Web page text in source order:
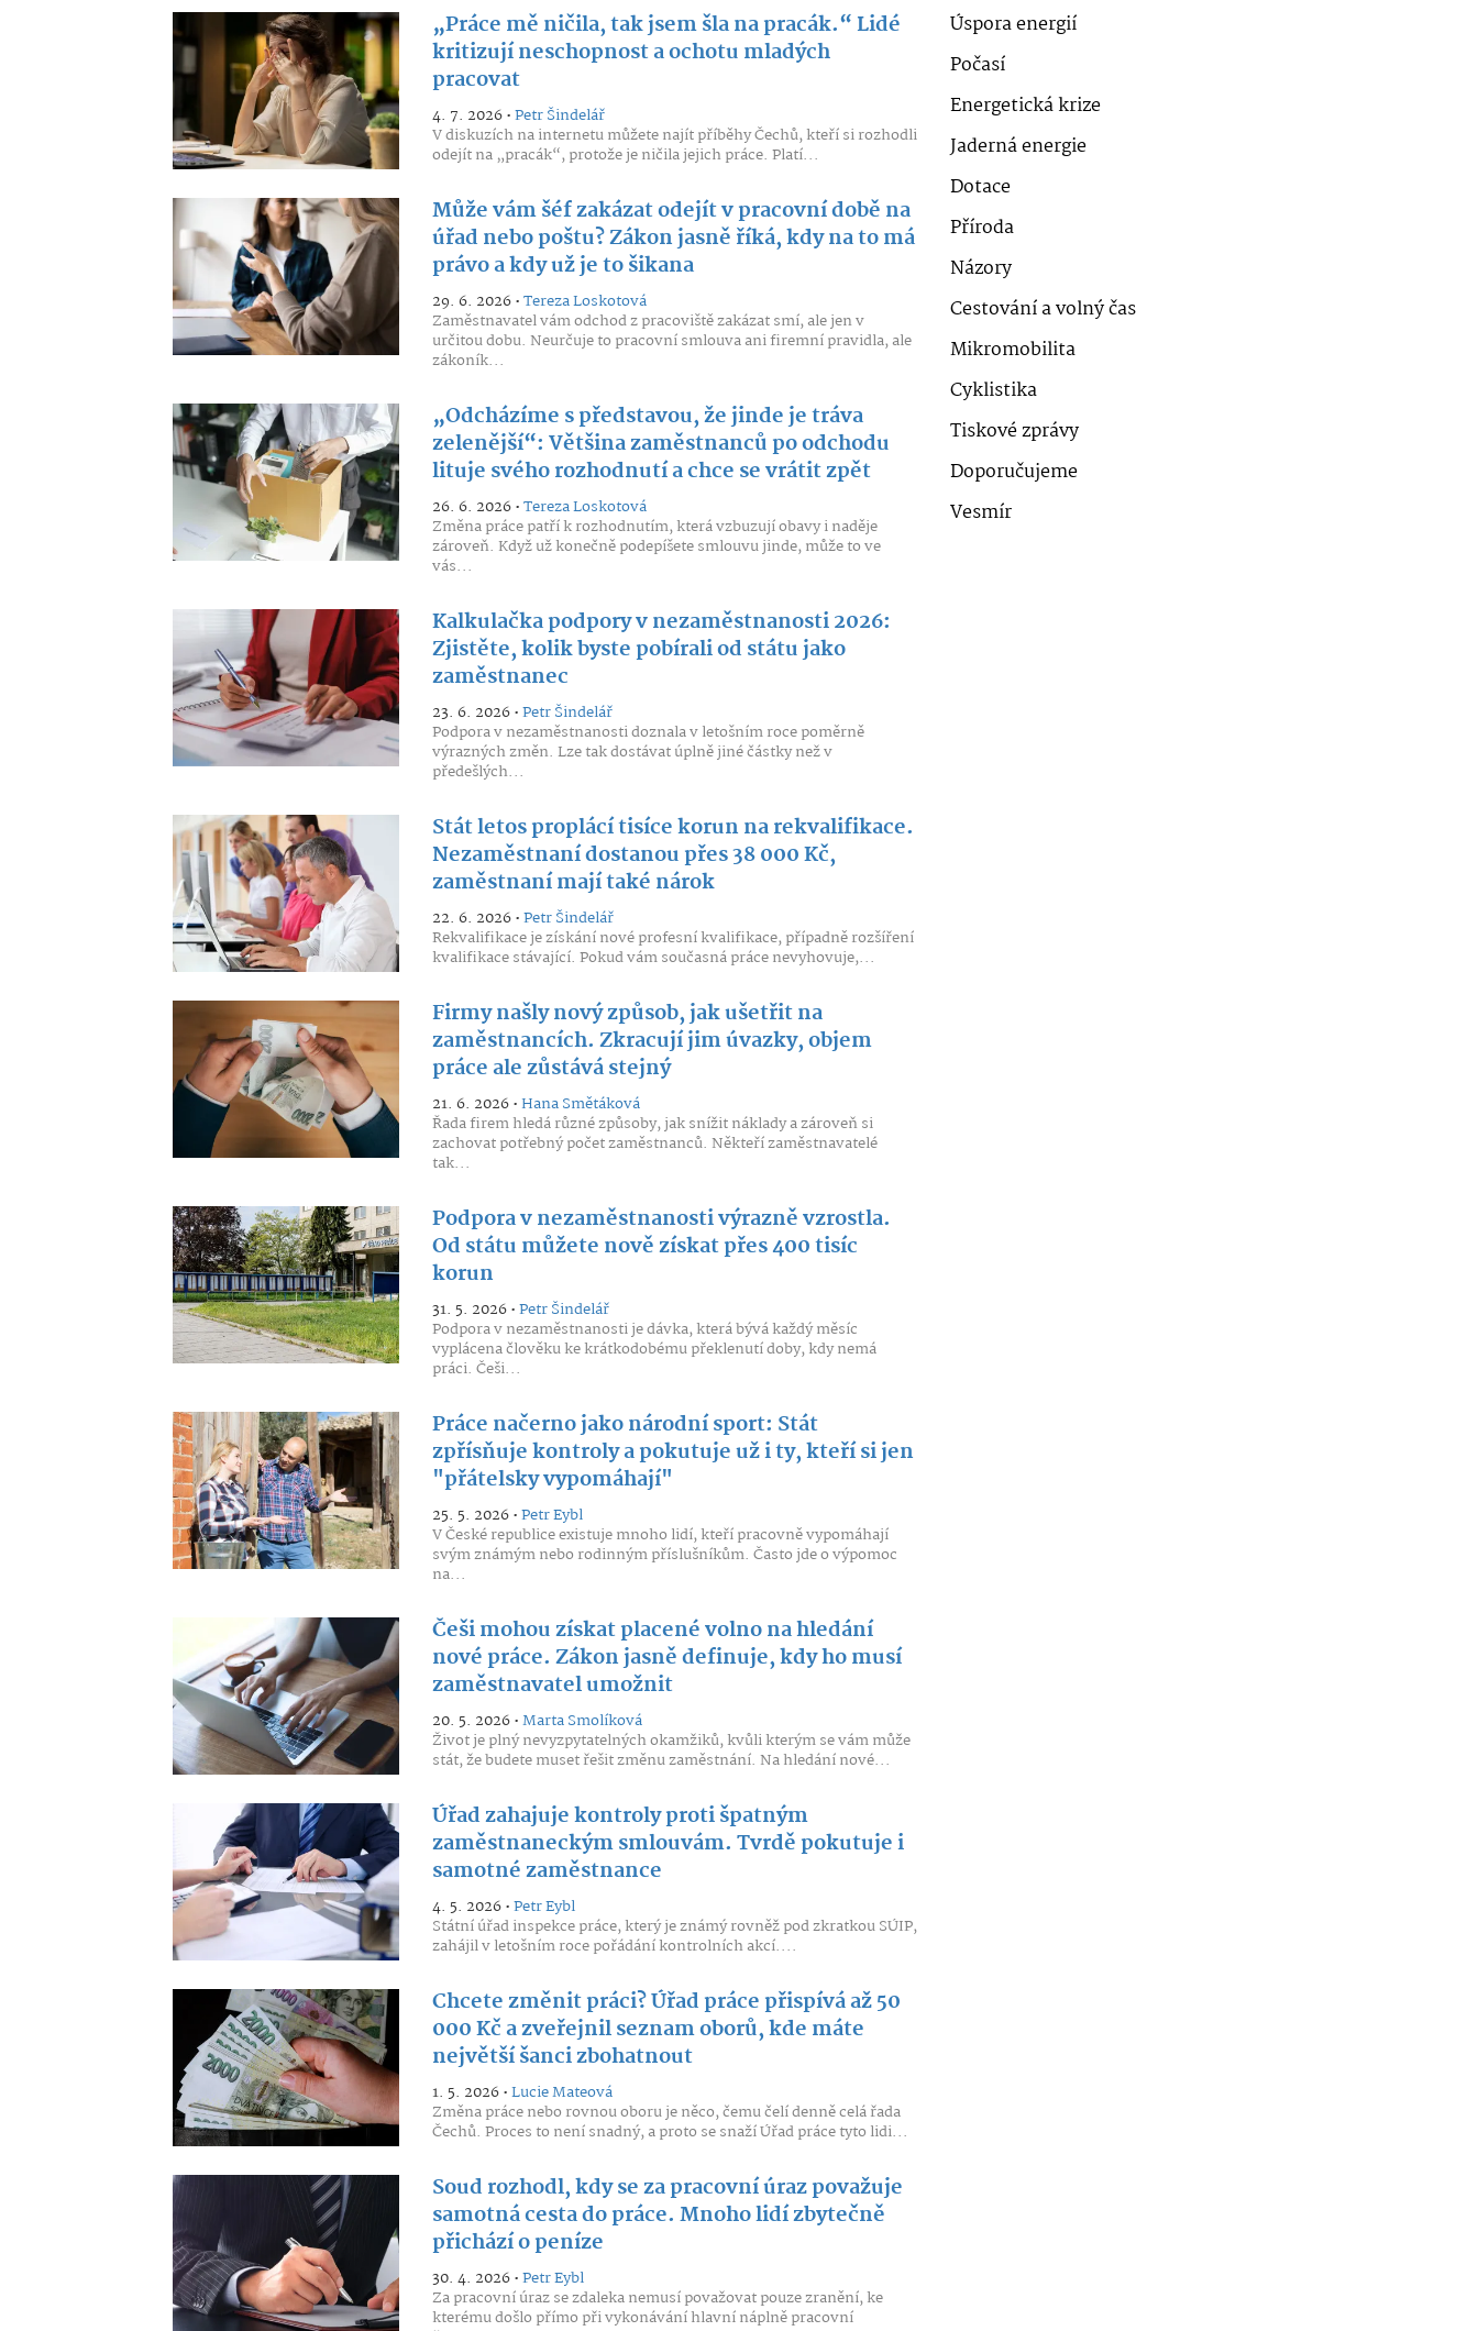
„Práce mě ničila, tak jsem šla na pracák.“ Lidé
kritizují neschopnost a ochotu mladých
pracovat
4. 7. 2026 •Petr Šindelář
V diskuzích na internetu můžete najít příběhy Čechů, kteří si rozhodli
odejít na „pracák“, protože je ničila jejich práce. Platí...
Může vám šéf zakázat odejít v pracovní době na
úřad nebo poštu? Zákon jasně říká, kdy na to má
právo a kdy už je to šikana
29. 6. 2026 •Tereza Loskotová
Zaměstnavatel vám odchod z pracoviště zakázat smí, ale jen v
určitou dobu. Neurčuje to pracovní smlouva ani firemní pravidla, ale
zákoník...
„Odcházíme s představou, že jinde je tráva
zelenější“: Většina zaměstnanců po odchodu
lituje svého rozhodnutí a chce se vrátit zpět
26. 6. 2026 •Tereza Loskotová
Změna práce patří k rozhodnutím, která vzbuzují obavy i naděje
zároveň. Když už konečně podepíšete smlouvu jinde, může to ve
vás...
Kalkulačka podpory v nezaměstnanosti 2026:
Zjistěte, kolik byste pobírali od státu jako
zaměstnanec
23. 6. 2026 •Petr Šindelář
Podpora v nezaměstnanosti doznala v letošním roce poměrně
výrazných změn. Lze tak dostávat úplně jiné částky než v
předešlých...
Stát letos proplácí tisíce korun na rekvalifikace.
Nezaměstnaní dostanou přes 38 000 Kč,
zaměstnaní mají také nárok
22. 6. 2026 •Petr Šindelář
Rekvalifikace je získání nové profesní kvalifikace, případně rozšíření
kvalifikace stávající. Pokud vám současná práce nevyhovuje,...
Firmy našly nový způsob, jak ušetřit na
zaměstnancích. Zkracují jim úvazky, objem
práce ale zůstává stejný
21. 6. 2026 •Hana Smětáková
Řada firem hledá různé způsoby, jak snížit náklady a zároveň si
zachovat potřebný počet zaměstnanců. Někteří zaměstnavatelé
tak...
Podpora v nezaměstnanosti výrazně vzrostla.
Od státu můžete nově získat přes 400 tisíc
korun
31. 5. 2026 •Petr Šindelář
Podpora v nezaměstnanosti je dávka, která bývá každý měsíc
vyplácena člověku ke krátkodobému překlenutí doby, kdy nemá
práci. Češi...
Práce načerno jako národní sport: Stát
zpřísňuje kontroly a pokutuje už i ty, kteří si jen
"přátelsky vypomáhají"
25. 5. 2026 •Petr Eybl
V České republice existuje mnoho lidí, kteří pracovně vypomáhají
svým známým nebo rodinným příslušníkům. Často jde o výpomoc
na...
Češi mohou získat placené volno na hledání
nové práce. Zákon jasně definuje, kdy ho musí
zaměstnavatel umožnit
20. 5. 2026 •Marta Smolíková
Život je plný nevyzpytatelných okamžiků, kvůli kterým se vám může
stát, že budete muset řešit změnu zaměstnání. Na hledání nové...
Úřad zahajuje kontroly proti špatným
zaměstnaneckým smlouvám. Tvrdě pokutuje i
samotné zaměstnance
4. 5. 2026 •Petr Eybl
Státní úřad inspekce práce, který je známý rovněž pod zkratkou SÚIP,
zahájil v letošním roce pořádání kontrolních akcí....
Chcete změnit práci? Úřad práce přispívá až 50
000 Kč a zveřejnil seznam oborů, kde máte
největší šanci zbohatnout
1. 5. 2026 •Lucie Mateová
Změna práce nebo rovnou oboru je něco, čemu čelí denně celá řada
Čechů. Proces to není snadný, a proto se snaží Úřad práce tyto lidi...
Soud rozhodl, kdy se za pracovní úraz považuje
samotná cesta do práce. Mnoho lidí zbytečně
přichází o peníze
30. 4. 2026 •Petr Eybl
Za pracovní úraz se zdaleka nemusí považovat pouze zranění, ke
kterému došlo přímo při vykonávání hlavní náplně pracovní
Úspora energií
Počasí
Energetická krize
Jaderná energie
Dotace
Příroda
Názory
Cestování a volný čas
Mikromobilita
Cyklistika
Tiskové zprávy
Doporučujeme
Vesmír